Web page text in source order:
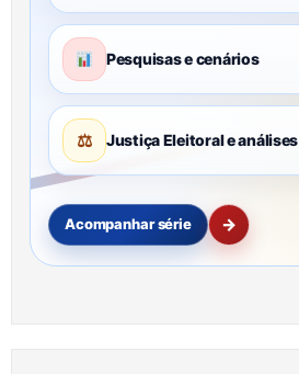
Pesquisas e cenários
⚖ Justiça Eleitoral e análises
Acompanhar série →